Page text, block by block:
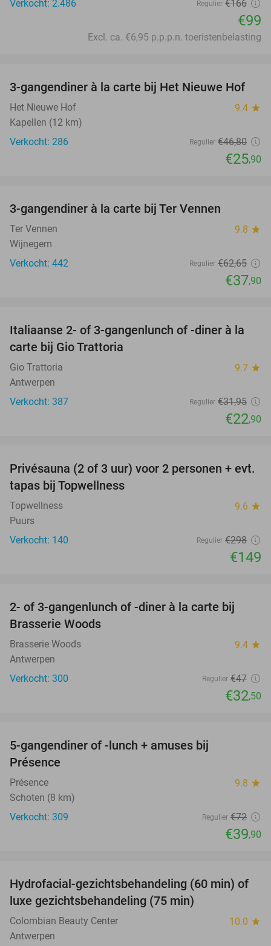
Verkocht: 2.486 Regulier €166
€99
Excl. ca. €6,95 p.p.p.n. toeristenbelasting
45%
3-gangendiner à la carte bij Het Nieuwe Hof
Het Nieuwe Hof 9.4 star
Kapellen (12 km)
Verkocht: 286
Regulier €46,80
€25,90
3-gangendiner à la carte bij Ter Vennen
Ter Vennen 9.8 star
Wijnegem
Verkocht: 442
Regulier €62,65
€37,90
28%
Italiaanse 2- of 3-gangenlunch of -diner à la
carte bij Gio Trattoria
Gio Trattoria 9.7 star
Antwerpen
Verkocht: 387
Regulier €31,95
€22,90
50%
Privésauna (2 of 3 uur) voor 2 personen + evt.
tapas bij Topwellness
Topwellness 9.6 star
Puurs
Verkocht: 140
Regulier €298
€149
31%
2- of 3-gangenlunch of -diner à la carte bij
Brasserie Woods
Brasserie Woods 9.4 star
Antwerpen
Verkocht: 300
Regulier €47
€32,50
5-gangendiner of -lunch + amuses bij
Présence
Présence 9.8 star
Schoten (8 km)
Verkocht: 309
Regulier €72
€39,90
59%
Hydrofacial-gezichtsbehandeling (60 min) of
luxe gezichtsbehandeling (75 min)
Colombian Beauty Center 10.0 star
Antwerpen